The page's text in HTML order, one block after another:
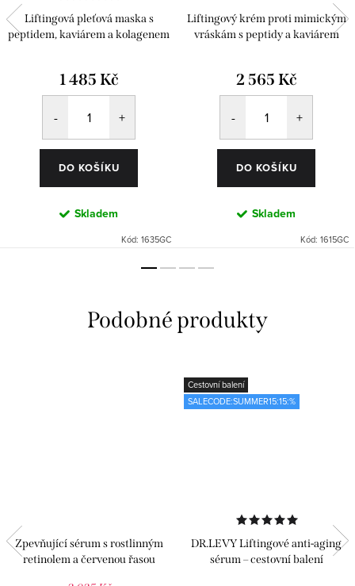
Liftingová pleťová maska s
peptidem, kaviárem a kolagenem
1 485 Kč
DO KOŠÍKU
Skladem
Kód: 1635GC
Liftingový krém proti mimickým
vráskám s peptidy a kaviárem
2 565 Kč
DO KOŠÍKU
Skladem
Kód: 1615GC
Zpevňující sérum s rostlinným
retinolem a červenou řasou
Cestovní balení
SALECODE:SUMMER15:15:%
DR.LEVY Liftingové anti-aging
sérum – cestovní balení